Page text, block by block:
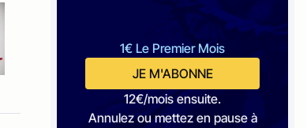
1€ Le Premier Mois
JE M'ABONNE
12€/mois ensuite.
Annulez ou mettez en pause à